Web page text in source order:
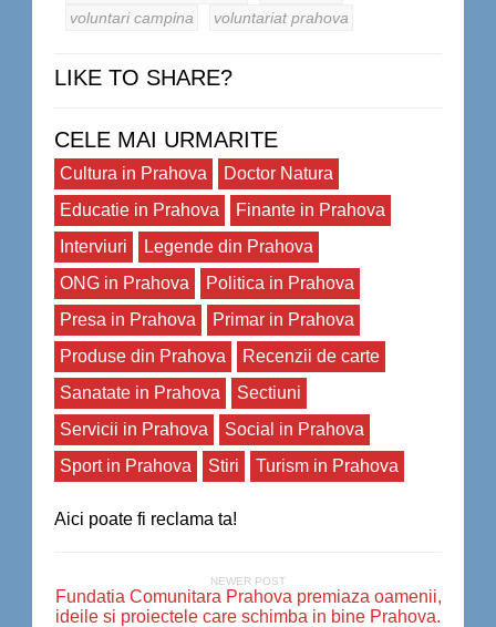
voluntari campina voluntariat prahova
LIKE TO SHARE?
CELE MAI URMARITE
Cultura in Prahova
Doctor Natura
Educatie in Prahova
Finante in Prahova
Interviuri
Legende din Prahova
ONG in Prahova
Politica in Prahova
Presa in Prahova
Primar in Prahova
Produse din Prahova
Recenzii de carte
Sanatate in Prahova
Sectiuni
Servicii in Prahova
Social in Prahova
Sport in Prahova
Stiri Turism in Prahova
Aici poate fi reclama ta!
NEWER POST
Fundatia Comunitara Prahova premiaza oamenii,
ideile si proiectele care schimba in bine Prahova.